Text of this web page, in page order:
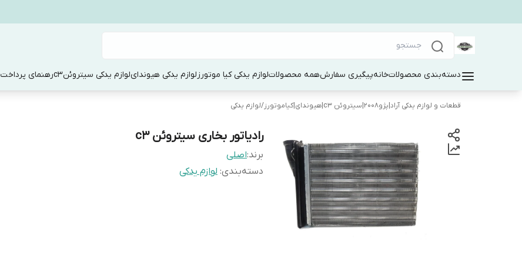
دسته‌بندی محصولاتخانهپیگیری سفارشهمه محصولاتلوازم یدکی کیا موتورزلوازم یدکی هیوندایلوازم یدکی سیتروئنc3 رهنمای پرداخت
قطعات و لوازم یدکی آراد|پژو۲۰۰۸|سیتروئن c3|هیوندای|کیاموتورز /لوازم یدکی
رادیاتور بخاری سیتروئن c3
برند:اصلی
دسته‌بندی: لوازم یدکی